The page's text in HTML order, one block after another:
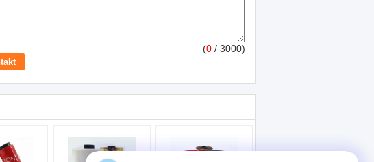
(0 / 3000)